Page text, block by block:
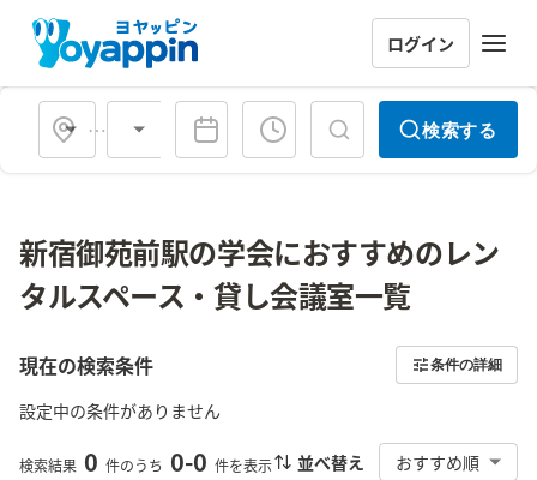
ログイン
会場タイプ 検索する
新宿御苑前駅の学会におすすめのレン
タルスペース・貸し会議室一覧
現在の検索条件 条件の詳細
設定中の条件がありません
検索結果 0 件のうち 0-0 件を表示 並べ替え おすすめ順